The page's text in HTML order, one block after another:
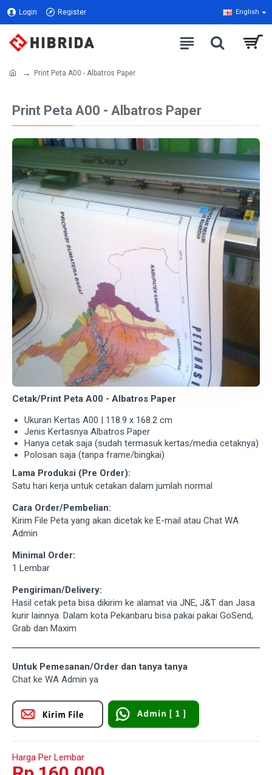
Login Register English
Print Peta A00 - Albatros Paper
Print Peta A00 - Albatros Paper
Cetak/Print Peta A00 - Albatros Paper
Ukuran Kertas A00 | 118.9 x 168.2 cm
Jenis Kertasnya Albatros Paper
Hanya cetak saja (sudah termasuk kertas/media cetaknya)
Polosan saja (tanpa frame/bingkai)
Lama Produksi (Pre Order):
Satu hari kerja untuk cetakan dalam jumlah normal
Cara Order/Pembelian:
Kirim File Peta yang akan dicetak ke E-mail atau Chat WA
Admin
Minimal Order:
1 Lembar
Pengiriman/Delivery:
Hasil cetak peta bisa dikirim ke alamat via JNE, J&T dan Jasa
kurir lainnya. Dalam kota Pekanbaru bisa pakai pakai GoSend,
Grab dan Maxim
Untuk Pemesanan/Order dan tanya tanya
Chat ke WA Admin ya
Harga Per Lembar